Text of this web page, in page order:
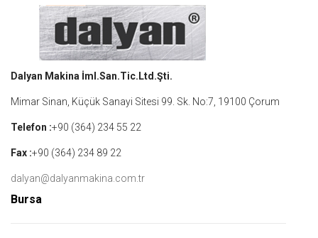
Dalyan Makina İml.San.Tic.Ltd.Şti.
Mimar Sinan, Küçük Sanayi Sitesi 99. Sk. No:7, 19100 Çorum
Telefon :+90 (364) 234 55 22
Fax :+90 (364) 234 89 22
dalyan@dalyanmakina.com.tr
Bursa